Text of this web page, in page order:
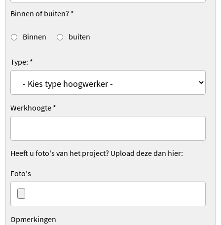
Binnen of buiten? *
Binnen buiten
Type: *
Werkhoogte *
Heeft u foto's van het project? Upload deze dan hier:
Foto's
Opmerkingen